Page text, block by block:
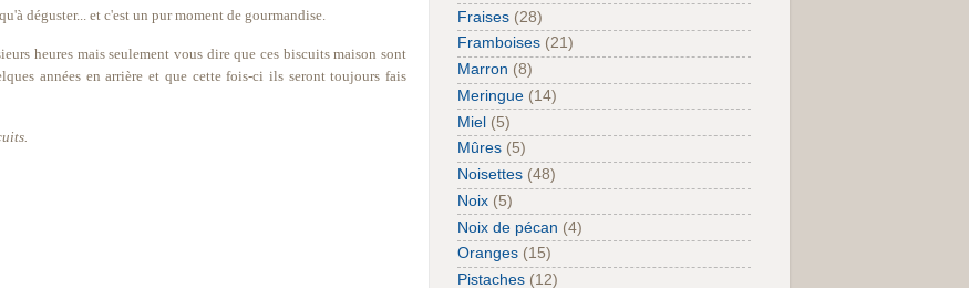
déguster... et c'est un pur moment de gourmandise.
heures mais seulement vous dire que ces biscuits maison sont
années en arrière et que cette fois-ci ils seront toujours fais
Fraises (28)
Framboises (21)
Marron (8)
Meringue (14)
Miel (5)
Mûres (5)
Noisettes (48)
Noix (5)
Noix de pécan (4)
Oranges (15)
Pistaches (12)